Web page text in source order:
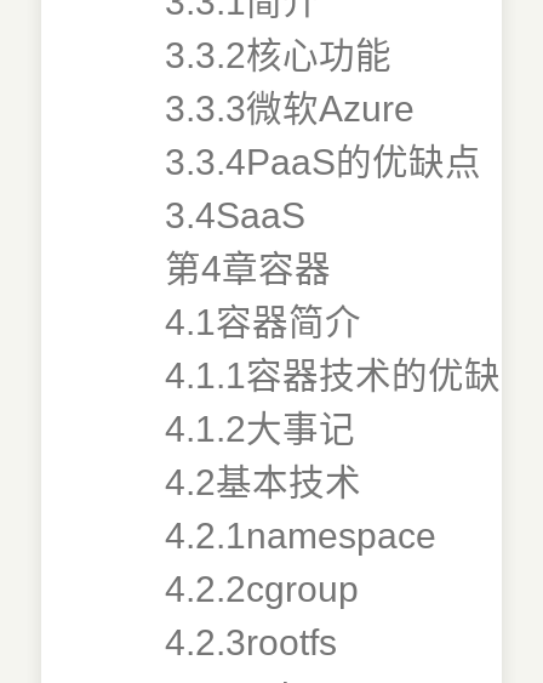
3.3.2核心功能
3.3.3微软Azure
3.3.4PaaS的优缺点
3.4SaaS
第4章容器
4.1容器简介
4.1.1容器技术的优缺点
4.1.2大事记
4.2基本技术
4.2.1namespace
4.2.2cgroup
4.2.3rootfs